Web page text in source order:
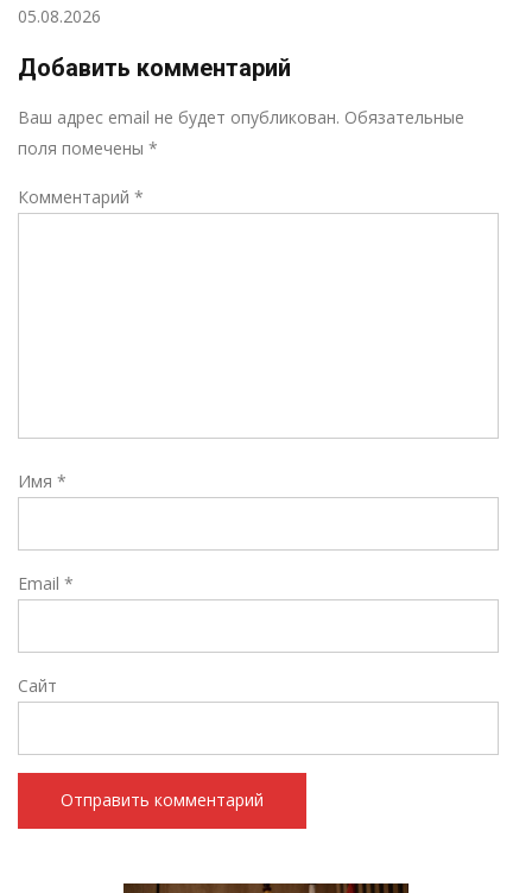
05.08.2026
Добавить комментарий
Ваш адрес email не будет опубликован. Обязательные
поля помечены *
Комментарий *
Имя *
Email *
Сайт